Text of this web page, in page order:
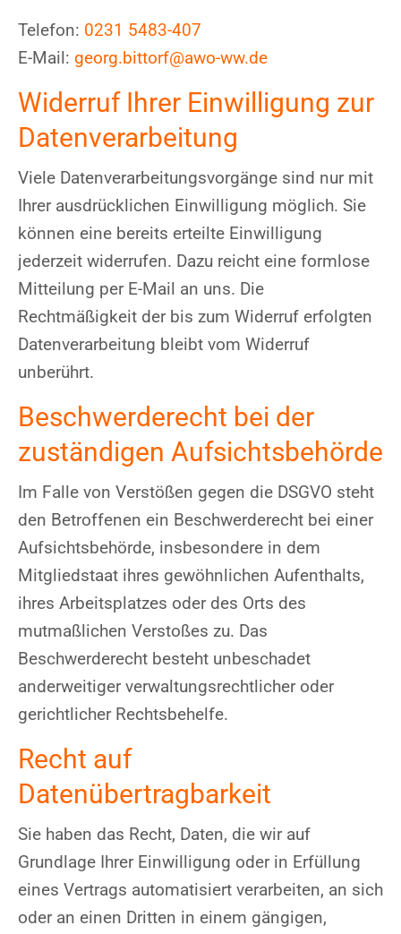
Telefon: 0231 5483-407
E-Mail: georg.bittorf@awo-ww.de
Widerruf Ihrer Einwilligung zur
Datenverarbeitung
Viele Datenverarbeitungsvorgänge sind nur mit
Ihrer ausdrücklichen Einwilligung möglich. Sie
können eine bereits erteilte Einwilligung
jederzeit widerrufen. Dazu reicht eine formlose
Mitteilung per E-Mail an uns. Die
Rechtmäßigkeit der bis zum Widerruf erfolgten
Datenverarbeitung bleibt vom Widerruf
unberührt.
Beschwerderecht bei der
zuständigen Aufsichtsbehörde
Im Falle von Verstößen gegen die DSGVO steht
den Betroffenen ein Beschwerderecht bei einer
Aufsichtsbehörde, insbesondere in dem
Mitgliedstaat ihres gewöhnlichen Aufenthalts,
ihres Arbeitsplatzes oder des Orts des
mutmaßlichen Verstoßes zu. Das
Beschwerderecht besteht unbeschadet
anderweitiger verwaltungsrechtlicher oder
gerichtlicher Rechtsbehelfe.
Recht auf
Datenübertragbarkeit
Sie haben das Recht, Daten, die wir auf
Grundlage Ihrer Einwilligung oder in Erfüllung
eines Vertrags automatisiert verarbeiten, an sich
oder an einen Dritten in einem gängigen,